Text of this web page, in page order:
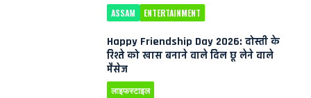
ASSAM ENTERTAINMENT
Happy Friendship Day 2026: दोस्ती के
रिश्ते को खास बनाने वाले दिल छू लेने वाले
मैसेज
लाइफस्टाइल